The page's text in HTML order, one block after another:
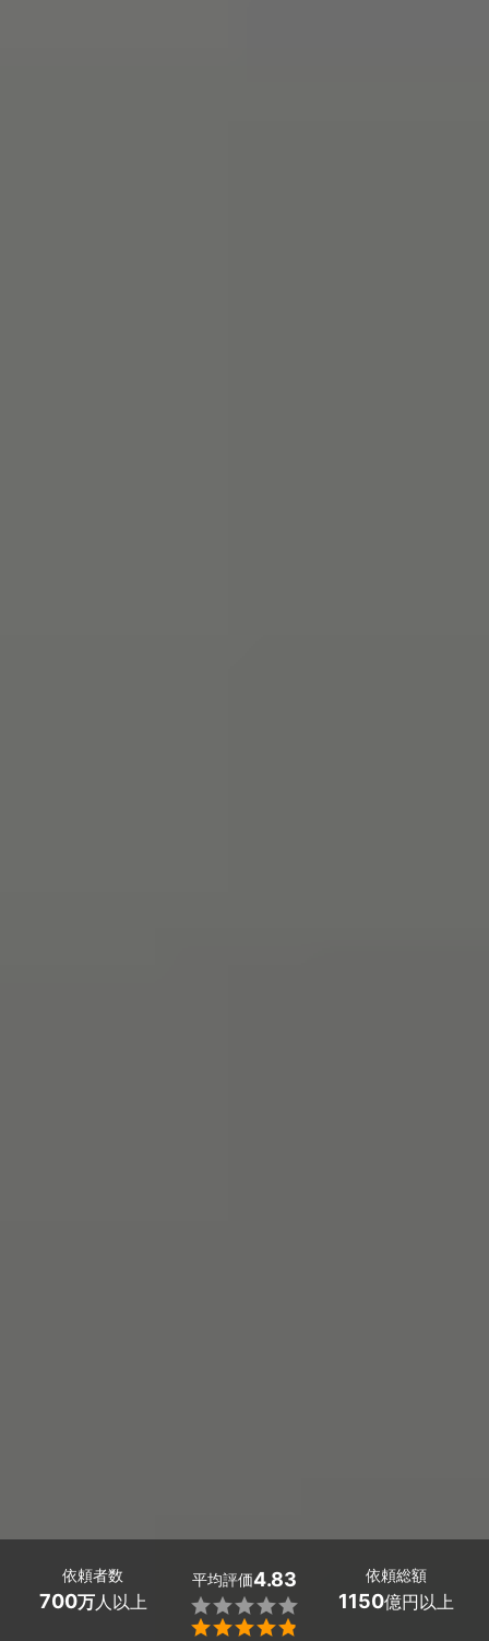
依頼者数
700万人以上
平均評価4.83


依頼総額
1150億円以上